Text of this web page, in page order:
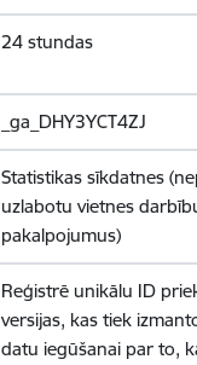
24 stundas
_ga_DHY3YCT4ZJ
Statistikas sīkdatnes
uzlabotu vietnes
pakalpojumus)
Reģistrē unikālu ID
versijas, kas tiek
datu iegūšanai par to,